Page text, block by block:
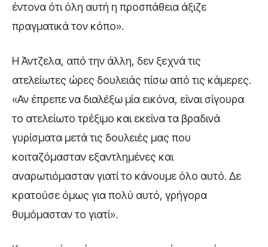
έντονα ότι όλη αυτή η προσπάθεια άξιζε
πραγματικά τον κόπο».
Η Άντζελα, από την άλλη, δεν ξεχνά τις
ατελείωτες ώρες δουλειάς πίσω από τις κάμερες.
«Αν έπρεπε να διαλέξω μία εικόνα, είναι σίγουρα
το ατελείωτο τρέξιμο και εκείνα τα βραδινά
γυρίσματα μετά τις δουλειές μας που
κοιταζόμασταν εξαντλημένες και
αναρωτιόμασταν γιατί το κάνουμε όλο αυτό. Δε
κρατούσε όμως για πολύ αυτό, γρήγορα
θυμόμασταν το γιατί».